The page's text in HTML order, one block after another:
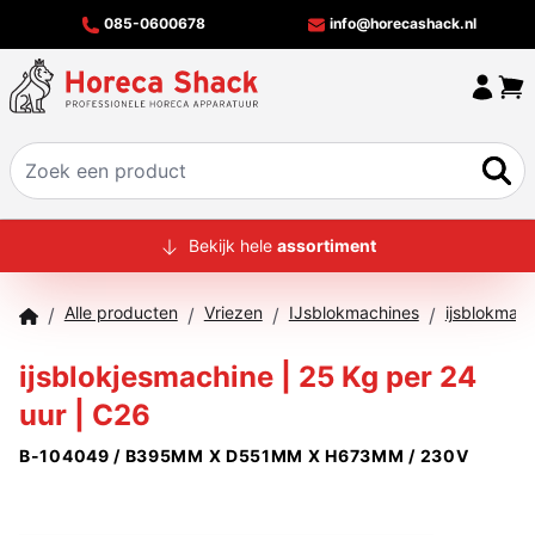
085-0600678 info@horecashack.nl
HOME
OVER ONS
MERKEN
CONTACT
Bekijk hele assortiment
/ Alle producten / Vriezen / IJsblokmachines /
ijsblokjesmachine | 25 Kg per 24
uur | C26
B-104049 / B395MM X D551MM X H673MM / 230V